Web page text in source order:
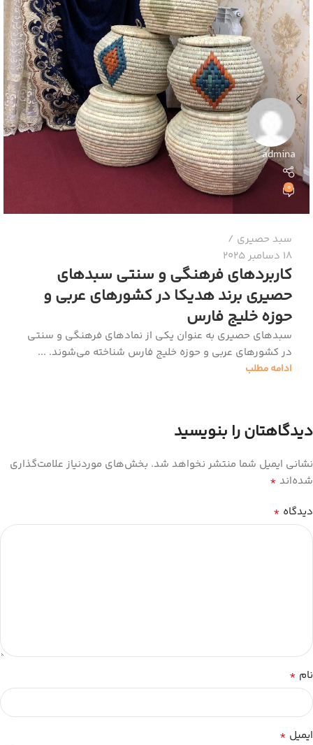
admina
0
سبد حصیری
18 دسامبر 2025
کاربردهای فرهنگی و سنتی سبدهای
حصیری برند هدیکا در کشورهای عربی و
حوزه خلیج فارس
سبدهای حصیری به عنوان یکی از نمادهای فرهنگی و سنتی
در کشورهای عربی و حوزه خلیج فارس شناخته می‌شوند. ...
ادامه مطلب
دیدگاهتان را بنویسید
نشانی ایمیل شما منتشر نخواهد شد. بخش‌های موردنیاز علامت‌گذاری
شده‌اند *
دیدگاه *
نام *
ایمیل *